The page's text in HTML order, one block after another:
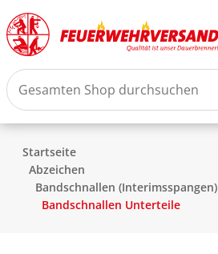
Startseite
Abzeichen
Bandschnallen (Interimsspangen)
Bandschnallen Unterteile